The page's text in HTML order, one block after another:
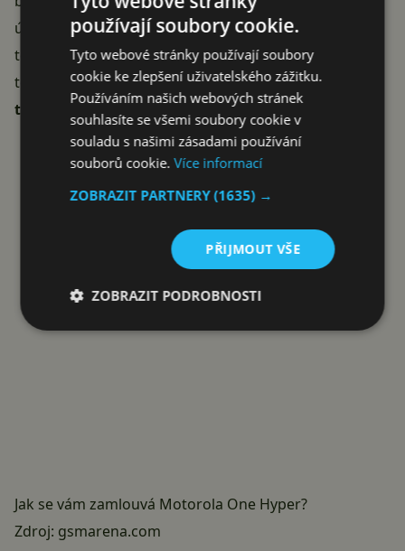
úložiště. Co zbývá odhalit je všakcena. Očekává se, že
to bude někde mezi Moto One Vision a One Zoom. Z
toho nám vyplývá, že se bude držet někdemezi 8-9
tisíci
Reklama
Jak se vám zamlouvá Motorola One Hyper?
Zdroj: gsmarena.com
používají soubory cookie.
Tyto webové stránky používají soubory
cookie ke zlepšení uživatelského zážitku.
Používáním našich webových stránek
souhlasíte se všemi soubory cookie v
souladu s našimi zásadami používání
souborů cookie.Více informací
ZOBRAZIT PARTNERY(1635) →
PŘIJMOUT VŠE
ZOBRAZIT PODROBNOSTI